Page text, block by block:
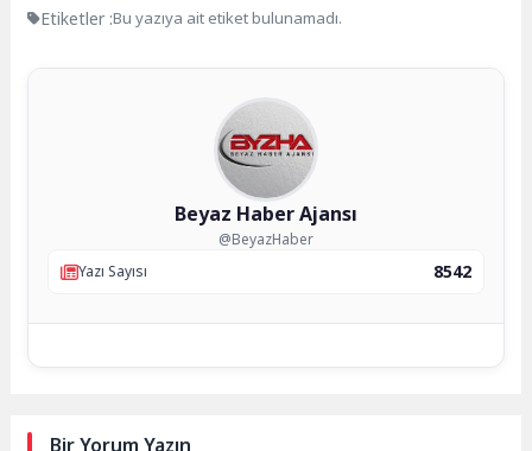
Etiketler :Bu yazıya ait etiket bulunamadı.
Beyaz Haber Ajansı
@BeyazHaber
Yazı Sayısı
8542
Bir Yorum Yazın